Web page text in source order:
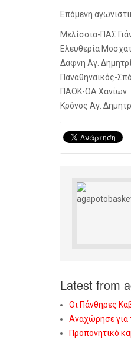
Επόμενη
Μελίσσια-ΠΑΣ
Ελευθερία
Δάφνη Αγ.
Παναθηναϊκός-
ΠΑΟΚ-ΟΑ Χανίων
Κρόνος Αγ.
Latest from
Οι Πάνθηρες
Αναχώρησε για
Προπονητικό